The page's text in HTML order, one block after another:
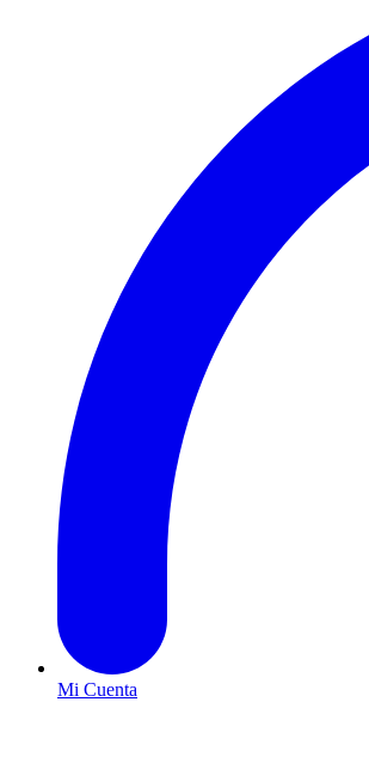
Mi Cuenta